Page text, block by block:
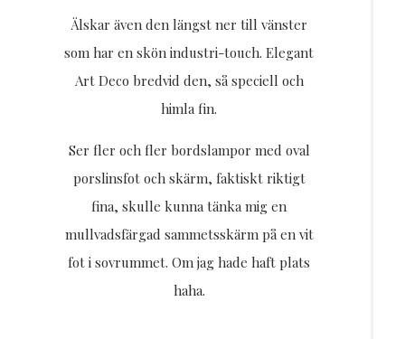
Älskar även den längst ner till vänster
som har en skön industri-touch. Elegant
Art Deco bredvid den, så speciell och
himla fin.
Ser fler och fler bordslampor med oval
porslinsfot och skärm, faktiskt riktigt
fina, skulle kunna tänka mig en
mullvadsfärgad sammetsskärm på en vit
fot i sovrummet. Om jag hade haft plats
haha.